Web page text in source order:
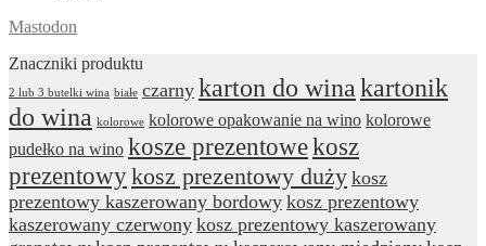
Mastodon
Znaczniki produktu
2 lub 3 butelki wina białe czarny karton do wina kartonik
do wina kolorowe kolorowe opakowanie na wino kolorowe
pudełko na wino kosze prezentowekosz
prezentowykosz prezentowy duży kosz
prezentowy kaszerowany bordowy kosz prezentowy
kaszerowany czerwony kosz prezentowy kaszerowany